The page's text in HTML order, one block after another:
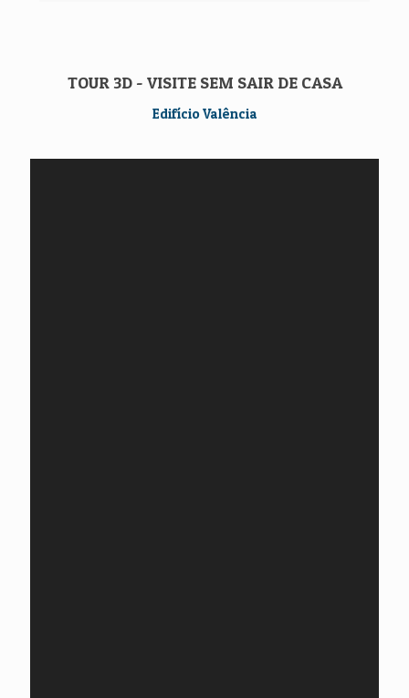
TOUR 3D - VISITE SEM SAIR DE CASA
Edifício Valência